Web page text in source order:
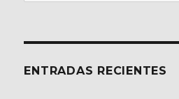
ENTRADAS RECIENTES